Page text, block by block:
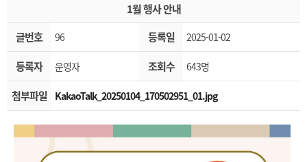
1월 행사 안내
글번호
96 등록일 2025-01-02
등록자 운영자 조회수 643명
첨부파일 KakaoTalk_20250104_170502951_01.jpg